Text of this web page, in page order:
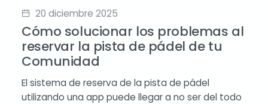
20 diciembre 2025
Cómo solucionar los problemas al
reservar la pista de pádel de tu
Comunidad
El sistema de reserva de la pista de pádel
utilizando una app puede llegar a no ser del todo